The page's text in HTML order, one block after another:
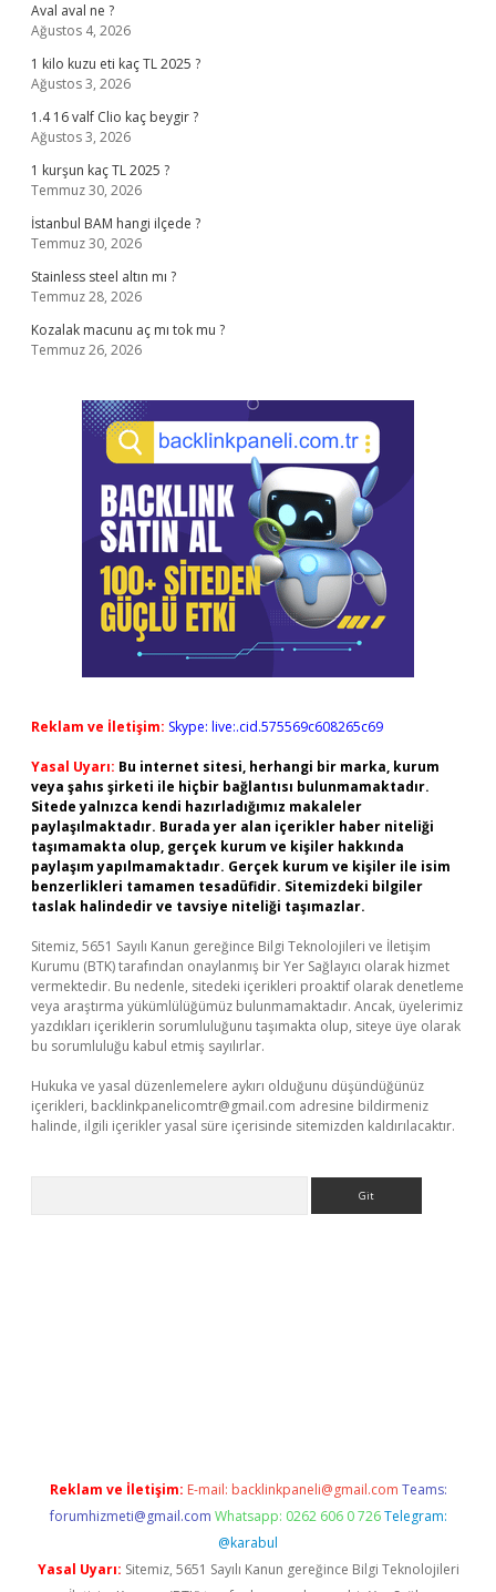
Aval aval ne ?
Ağustos 4, 2026
1 kilo kuzu eti kaç TL 2025 ?
Ağustos 3, 2026
1.4 16 valf Clio kaç beygir ?
Ağustos 3, 2026
1 kurşun kaç TL 2025 ?
Temmuz 30, 2026
İstanbul BAM hangi ilçede ?
Temmuz 30, 2026
Stainless steel altın mı ?
Temmuz 28, 2026
Kozalak macunu aç mı tok mu ?
Temmuz 26, 2026
Reklam ve İletişim: Skype: live:.cid.575569c608265c69
Yasal Uyarı: Bu internet sitesi, herhangi bir marka, kurum
veya şahıs şirketi ile hiçbir bağlantısı bulunmamaktadır.
Sitede yalnızca kendi hazırladığımız makaleler
paylaşılmaktadır. Burada yer alan içerikler haber niteliği
taşımamakta olup, gerçek kurum ve kişiler hakkında
paylaşım yapılmamaktadır. Gerçek kurum ve kişiler ile isim
benzerlikleri tamamen tesadüfidir. Sitemizdeki bilgiler
taslak halindedir ve tavsiye niteliği taşımazlar.
Sitemiz, 5651 Sayılı Kanun gereğince Bilgi Teknolojileri ve İletişim
Kurumu (BTK) tarafından onaylanmış bir Yer Sağlayıcı olarak hizmet
vermektedir. Bu nedenle, sitedeki içerikleri proaktif olarak denetleme
veya araştırma yükümlülüğümüz bulunmamaktadır. Ancak, üyelerimiz
yazdıkları içeriklerin sorumluluğunu taşımakta olup, siteye üye olarak
bu sorumluluğu kabul etmiş sayılırlar.
Hukuka ve yasal düzenlemelere aykırı olduğunu düşündüğünüz
içerikleri, backlinkpanelicomtr@gmail.com adresine bildirmeniz
halinde, ilgili içerikler yasal süre içerisinde sitemizden kaldırılacaktır.
Reklam ve İletişim: E-mail: backlinkpaneli@gmail.com Teams:
forumhizmeti@gmail.com Whatsapp: 0262 606 0 726 Telegram:
@karabul
Yasal Uyarı: Sitemiz, 5651 Sayılı Kanun gereğince Bilgi Teknolojileri